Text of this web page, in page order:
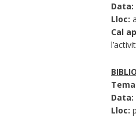
Data:
Lloc:
Cal
Data:
Lloc: